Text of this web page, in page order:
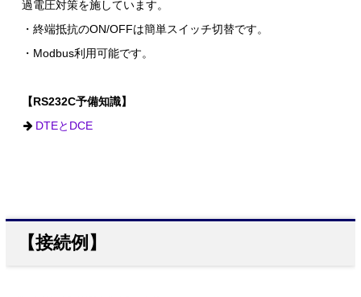
過電圧対策を施しています。
・終端抵抗のON/OFFは簡単スイッチ切替です。
・Modbus利用可能です。
【RS232C予備知識】
DTEとDCE
【接続例】